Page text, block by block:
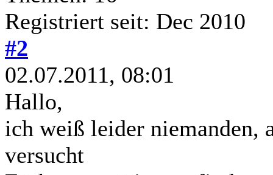
Registriert seit: Dec 2010
#2
02.07.2011, 08:01
Hallo,
ich weiß leider niemanden,
versucht